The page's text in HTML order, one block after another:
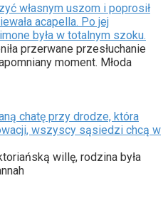
własnym uszom i poprosił
acapella. Po jej
była w totalnym szoku.
przerwane przesłuchanie
moment. Młoda
chatę przy drodze, która
wszyscy sąsiedzi chcą w
willę, rodzina była